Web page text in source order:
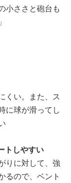
小ささと砲台も
くい。また、ス
に球が滑ってし
トしやすい
りに対して、強
るので、ベント